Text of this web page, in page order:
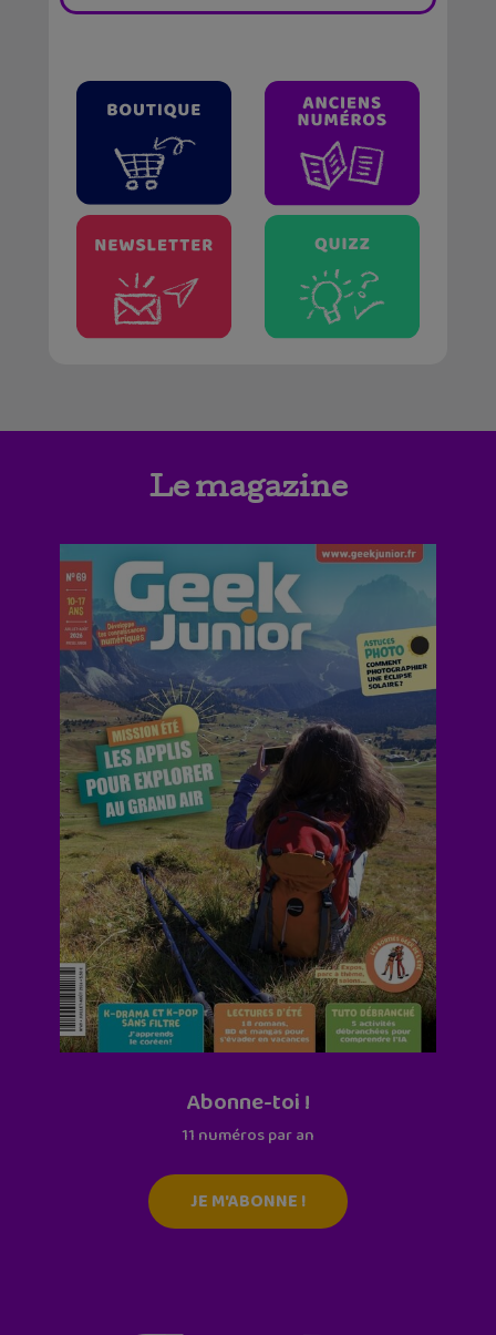
Le magazine
Abonne-toi !
11 numéros par an
JE M'ABONNE !